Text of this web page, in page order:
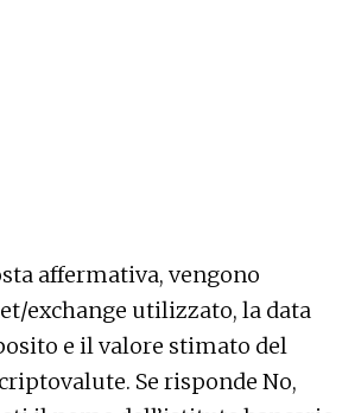
affermativa, vengono
exchange utilizzato, la data
e il valore stimato del
Se risponde No,